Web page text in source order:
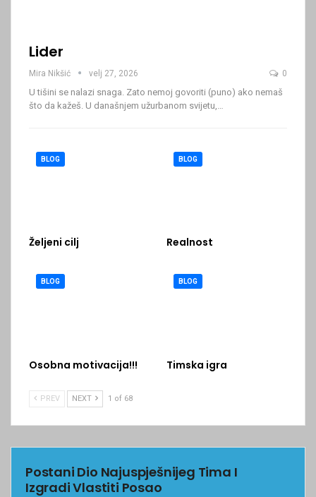
Lider
Mira Nikšić velj 27, 2026 0
U tišini se nalazi snaga. Zato nemoj govoriti (puno) ako nemaš
što da kažeš. U današnjem užurbanom svijetu,
BLOG
Željeni cilj
BLOG
Realnost
BLOG
Osobna motivacija!!!
BLOG
Timska igra
PREV NEXT 1 of 68
Postani Dio Najuspješnijeg Tima I
Izgradi Vlastiti Posao